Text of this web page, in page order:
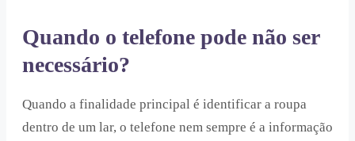
Quando o telefone pode não ser
necessário?
Quando a finalidade principal é identificar a roupa
dentro de um lar, o telefone nem sempre é a informação